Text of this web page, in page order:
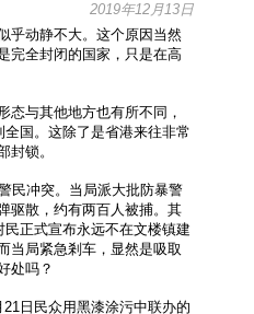
2019年12月13日
乎动静不大。这个原因当然
完全封闭的国家，只是在高
态与其他地方也有所不同，
全国。这除了是省港来往非常
封锁。
民冲突。当局派大批防暴警
驱散，约有两百人被捕。其
正式宣布永远不在文楼镇建
当局紧急剎车，显然是吸取
处吗？
日民众用黑漆涂污中联办的